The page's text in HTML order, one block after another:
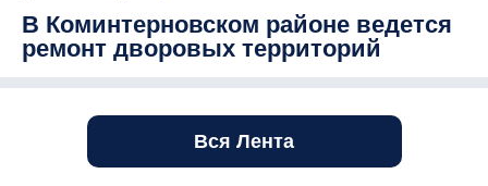
В Коминтерновском районе ведется
ремонт дворовых территорий
Вся Лента